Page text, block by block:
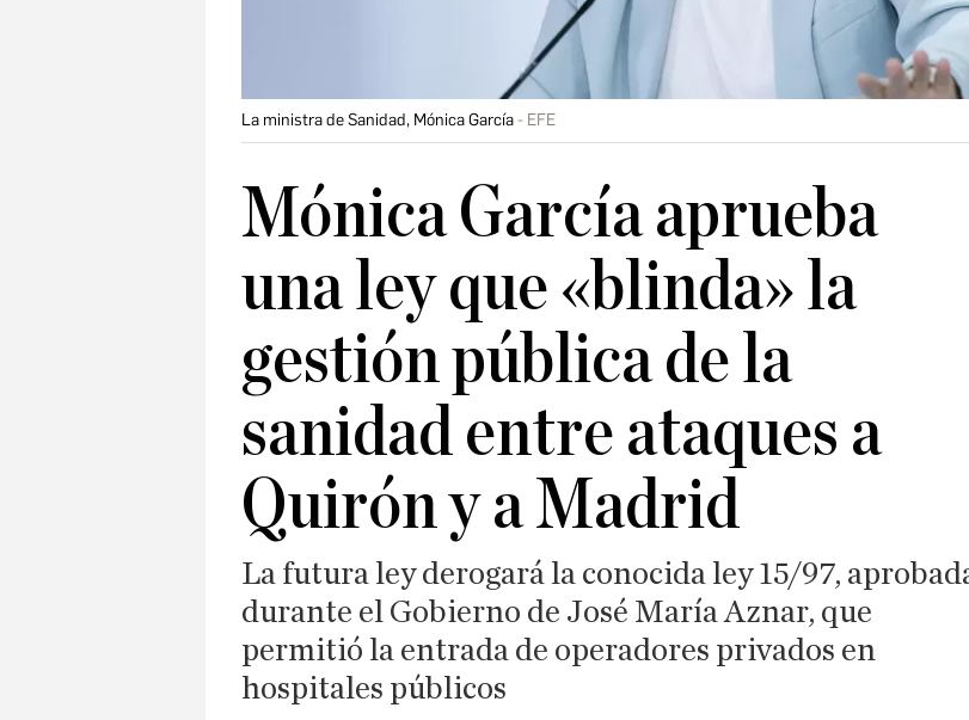
La ministra de Sanidad, Mónica García EFE
Mónica García aprueba
una ley que «blinda» la
gestión pública de la
sanidad entre ataques a
Quirón y a Madrid
La futura ley derogará la conocida ley 15/97,
durante el Gobierno de José María Aznar, que
permitió la entrada de operadores privados en
hospitales públicos